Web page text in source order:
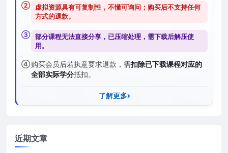
② 虚拟资源具有可复制性，不懂可询问；购买后不支持任何
方式的退款。
③ 部分课程无法直接分享，已压缩处理，需下载后解压使
用。
④购买会员后若执意要求退款，需扣除已下载课程对应的
全部实际学分抵扣。
了解更多
近期文章